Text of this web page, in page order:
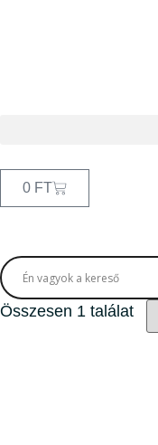
0 FT
Összesen 1 találat